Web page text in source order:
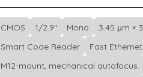
CMOS 1/2.9" Mono
3.45 μm ×
Smart Code Reader
Fast Ethernet
M12-mount, mechanical autofocus.